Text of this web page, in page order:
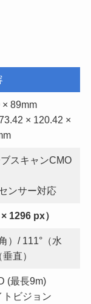
× 89mm
× 120.42 ×
スキャンCMO
ンサー対応
1296 px）
）/ 111°（水
直）
(最長9m)
トビジョン